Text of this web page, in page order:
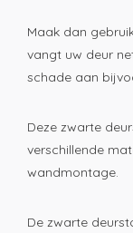
Maak dan
vangt uw deur
schade aan
Deze zwarte
verschillende
wandmontage.
De zwarte